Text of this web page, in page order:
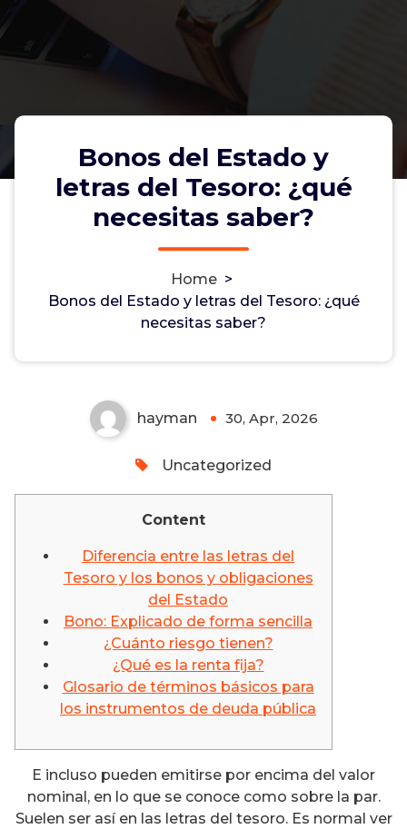
Bonos del Estado y
letras del Tesoro: ¿qué
necesitas saber?
Home >
Bonos del Estado y letras del Tesoro: ¿qué
necesitas saber?
Bonos del Estado y letras del
hayman 30, Apr, 2026
Uncategorized
Content
Diferencia entre las letras del
Tesoro y los bonos y obligaciones
del Estado
Bono: Explicado de forma sencilla
¿Cuánto riesgo tienen?
¿Qué es la renta fija?
Glosario de términos básicos para
los instrumentos de deuda pública
E incluso pueden emitirse por encima del valor
nominal, en lo que se conoce como sobre la par.
Suelen ser así en las letras del tesoro. Es normal ver